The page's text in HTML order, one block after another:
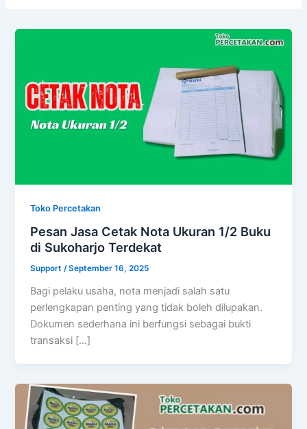
Toko Percetakan
Pesan Jasa Cetak Nota Ukuran 1/2 Buku
di Sukoharjo Terdekat
Support/September 16, 2025
Bagi pelaku usaha, nota menjadi salah satu
perlengkapan penting yang tidak boleh dilupakan.
Dokumen sederhana ini berfungsi sebagai bukti
transaksi […]